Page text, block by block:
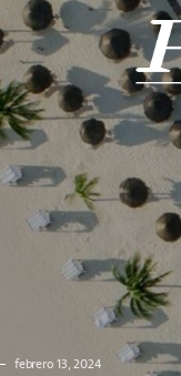
febrero 13, 2024